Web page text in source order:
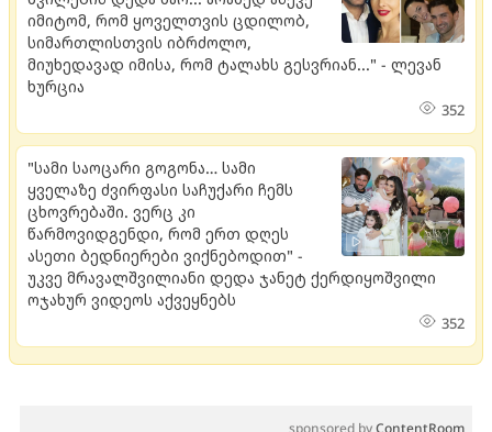
იმიტომ, რომ ყოველთვის ცდილობ,
სიმართლისთვის იბრძოლო,
მიუხედავად იმისა, რომ ტალახს გესვრიან..." - ლევან
ხურცია
352
"სამი საოცარი გოგონა… სამი
ყველაზე ძვირფასი საჩუქარი ჩემს
ცხოვრებაში. ვერც კი
წარმოვიდგენდი, რომ ერთ დღეს
ასეთი ბედნიერები ვიქნებოდით" -
უკვე მრავალშვილიანი დედა ჯანეტ ქერდიყოშვილი
ოჯახურ ვიდეოს აქვეყნებს
352